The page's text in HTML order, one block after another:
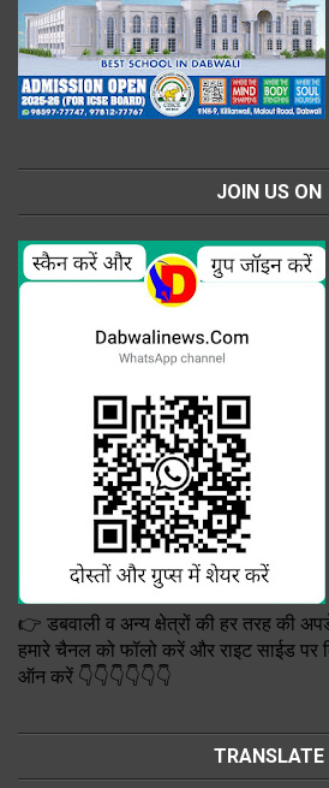
JOIN US ON
👉 डबवाली व अन्य क्षेत्रों की हर तरह की
हमारे चैनल को फॉलो करें और राइट साईड
ऑन करें 👇👇👇👇👇👇
TRANSLATE